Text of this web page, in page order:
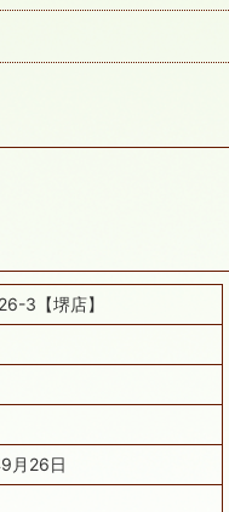
3【堺店】
月26日